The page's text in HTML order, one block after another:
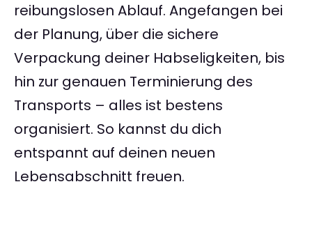
reibungslosen Ablauf. Angefangen bei
der Planung, über die sichere
Verpackung deiner Habseligkeiten, bis
hin zur genauen Terminierung des
Transports – alles ist bestens
organisiert. So kannst du dich
entspannt auf deinen neuen
Lebensabschnitt freuen.